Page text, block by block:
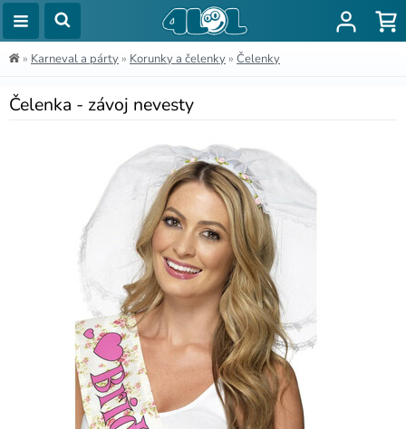
» Karneval a párty » Korunky a čelenky » Čelenky
Čelenka - závoj nevesty